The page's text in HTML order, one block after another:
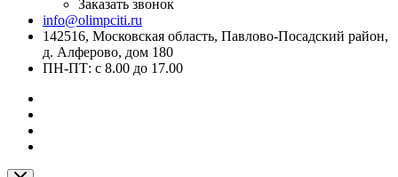
Заказать звонок
info@olimpciti.ru
142516, Московская область, Павлово-Посадский район,
д. Алферово, дом 180
ПН-ПТ: с 8.00 до 17.00